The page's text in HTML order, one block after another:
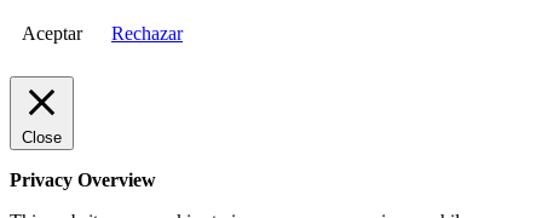
Aceptar Rechazar
Close
Privacy Overview